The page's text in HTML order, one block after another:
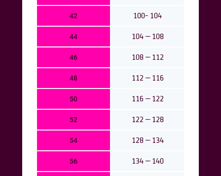
42
44
46
48
50
52
54
56
100- 104
104 – 108
108 – 112
112 – 116
116 – 122
122 – 128
128 – 134
134 – 140